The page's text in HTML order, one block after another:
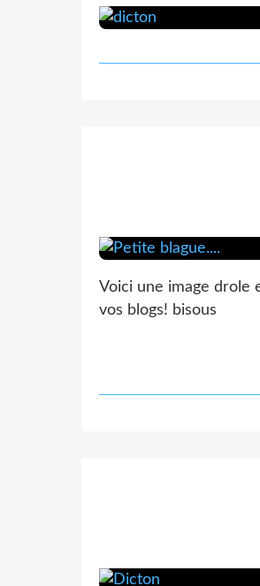
Voici une image drole
vos blogs! bisous